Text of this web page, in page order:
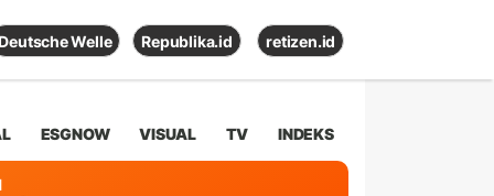
Deutsche Welle Republika.id retizen.id
ESGNOW VISUAL TV INDEKS